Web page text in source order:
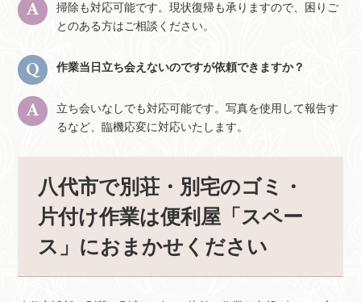
掃除も対応可能です。現状復帰も承りますので、困りご
とのある方はご相談ください。
作業当日立ち会えないのですが依頼できますか？
立ち会いなしでも対応可能です。写真を使用して報告す
るなど、臨機応変に対応いたします。
八代市で別荘・別宅のゴミ・
片付け作業は便利屋「スペー
ス」におまかせください